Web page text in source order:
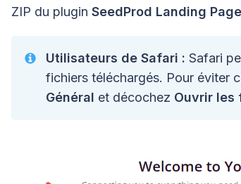
ZIP du plugin SeedProd Landing
Utilisateurs de Safari : Safari
fichiers téléchargés. Pour éviter
Général et décochez Ouvrir les